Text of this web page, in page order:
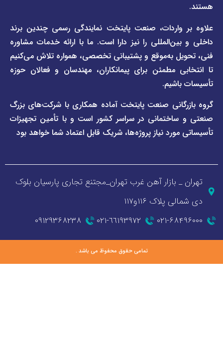
صنعت پایتخت نمایندگی رسمی چندین برند
را نیز دارا است. ما با ارائه خدمات مشاوره
به‌موقع و پشتیبانی تخصصی، همواره تلاش می‌کنیم
مطمئن برای پیمانکاران، مهندسان و فعالان حوزه
صنعت پایتخت آماده همکاری با شرکت‌های بزرگ
در سراسر کشور است و با تأمین تجهیزات
نیاز پروژه‌ها، شریک قابل اعتماد شما خواهد بود
پول
بازار آهن غرب تهران_مجتنع تجاری پارسیان بلوک
۱۱۶و۱۱۷
٦٦١٩٣٩٧٢-٠٢١ ۰۹۱۲۹۳۶۸۲۳۸
تمامی حقوق محفوظ می باشد .